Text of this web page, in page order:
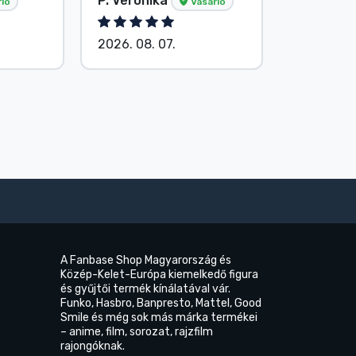
2026. 08. 07.
A Fanbase Shop Magyarország és
Közép-Kelet-Európa kiemelkedő figura
és gyűjtői termék kínálatával vár.
Funko, Hasbro, Banpresto, Mattel, Good
Smile és még sok más márka termékei
– anime, film, sorozat, rajzfilm
rajongóknak.